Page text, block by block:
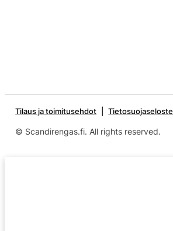
Tilaus ja toimitusehdot Tietosuojaseloste
© Scandirengas.fi. All rights reserved.